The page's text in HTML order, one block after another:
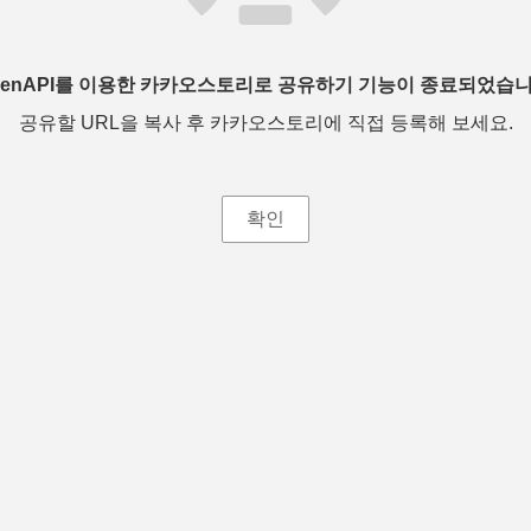
를 이용한 카카오스토리로 공유하기 기능이 종료되었습
공유할 URL을 복사 후 카카오스토리에 직접 등록해 보세요.
확인